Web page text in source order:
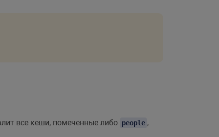
все кеши, помеченные либо people ,